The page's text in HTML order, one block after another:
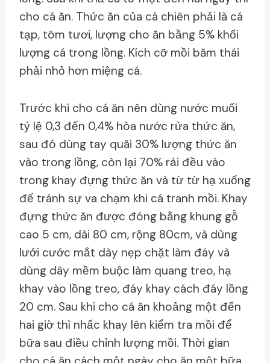
cho cá ăn. Thức ăn của cá chiên phải là cá
tạp, tôm tươi, lượng cho ăn bằng 5% khối
lượng cá trong lồng. Kích cỡ mồi băm thái
phải nhỏ hơn miệng cá.
Trước khi cho cá ăn nên dùng nước muối
tỷ lệ 0,3 đến 0,4% hòa nước rửa thức ăn,
sau đó dùng tay quãi 30% lượng thức ăn
vào trong lồng, còn lại 70% rải đều vào
trong khay đựng thức ăn và từ từ hạ xuống
để tránh sự va chạm khi cá tranh mồi. Khay
đựng thức ăn được đóng bằng khung gỗ
cao 5 cm, dài 80 cm, rộng 80cm, và dùng
lưới cước mắt dày nẹp chặt làm đáy và
dùng dây mềm buộc làm quang treo, hạ
khay vào lồng treo, đáy khay cách đáy lồng
20 cm. Sau khi cho cá ăn khoảng một đến
hai giờ thì nhấc khay lên kiểm tra mồi để
bữa sau điều chỉnh lượng mồi. Thời gian